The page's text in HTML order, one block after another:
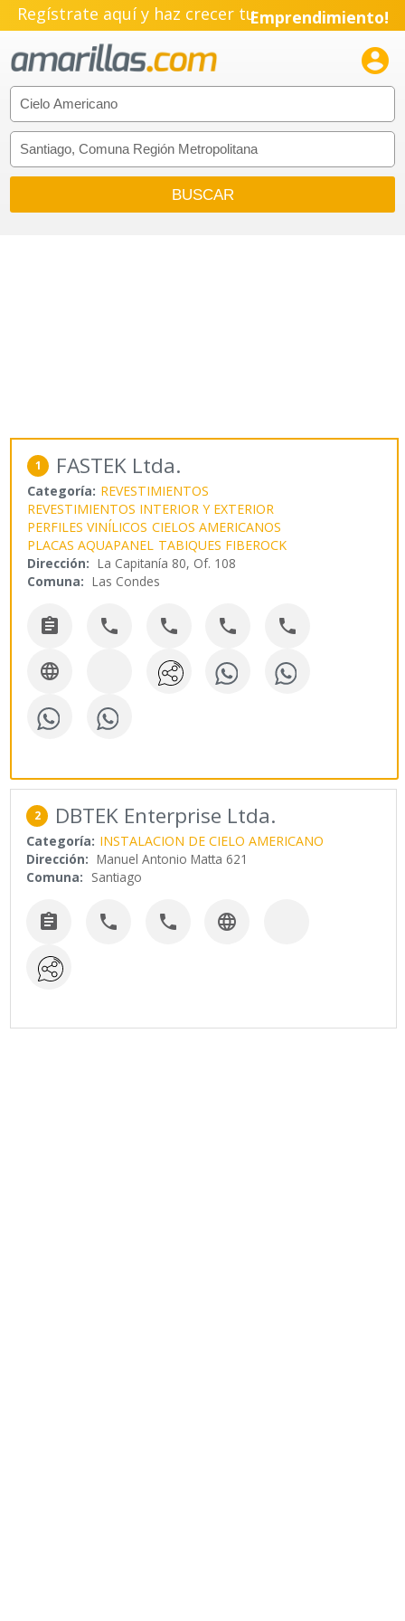
Regístrate aquí y haz crecer tuEmprendimiento!

1 FASTEK Ltda.
Categoría: REVESTIMIENTOS
REVESTIMIENTOS INTERIOR Y EXTERIOR
PERFILES VINÍLICOS CIELOS AMERICANOS
PLACAS AQUAPANEL TABIQUES FIBEROCK
Dirección: La Capitanía 80, Of. 108
Comuna: Las Condes
    

2 DBTEK Enterprise Ltda.
Categoría: INSTALACION DE CIELO AMERICANO
Dirección: Manuel Antonio Matta 621
Comuna: Santiago
   